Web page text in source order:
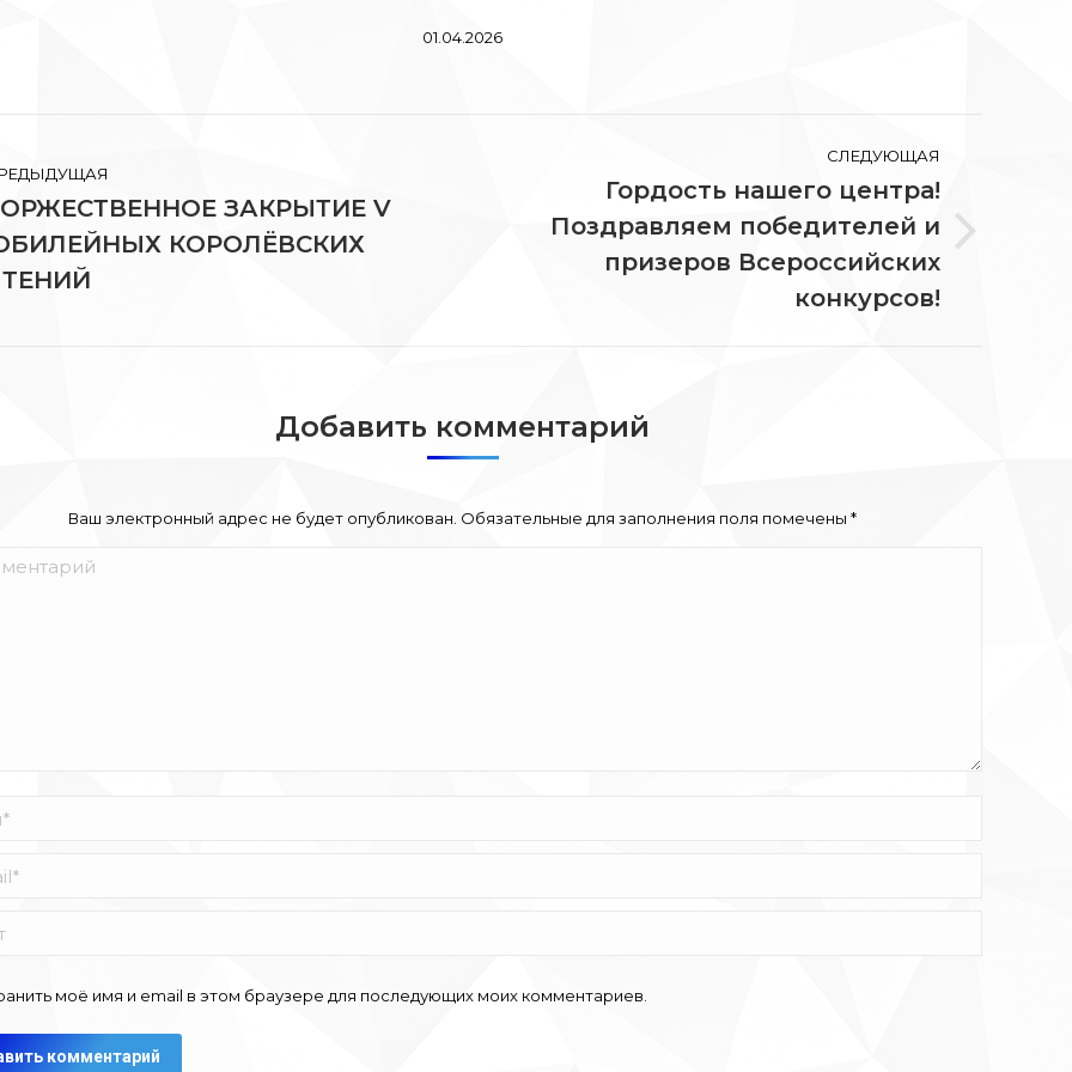
01.04.2026
ЗАКРЫТИЕ V
КОРОЛЁВСКИХ
СЛЕДУЮЩАЯ
Следующая
Гордость нашего центра!
Поздравляем победителей и
призеров Всероссийских
конкурсов!
Добавить комментарий
Ваш электронный адрес не будет опубликован. Обязательные для заполнения поля помечены *
моё имя и email в этом браузере для последующих моих комментариев.
комментарий